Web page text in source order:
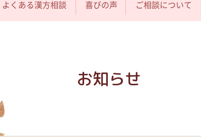
よくある漢方相談 喜びの声 ご相談について
お知らせ